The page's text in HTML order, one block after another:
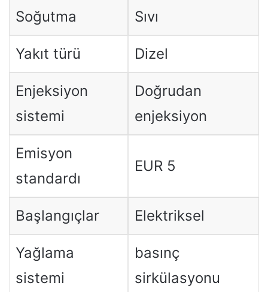
Soğutma Sıvı
Yakıt türü Dizel
Enjeksiyon
sistemi
Doğrudan
enjeksiyon
Emisyon
standardı
EUR 5
Başlangıçlar Elektriksel
Yağlama
sistemi
basınç
sirkülasyonu